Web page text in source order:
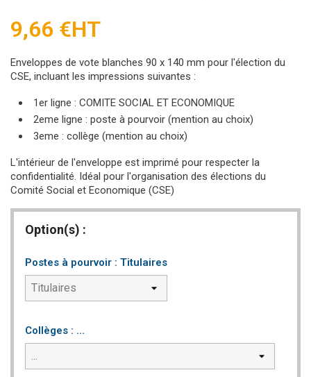
9,66 €HT
Enveloppes de vote blanches 90 x 140 mm pour l'élection du
CSE, incluant les impressions suivantes :
1er ligne : COMITE SOCIAL ET ECONOMIQUE
2eme ligne : poste à pourvoir (mention au choix)
3eme : collège (mention au choix)
L'intérieur de l'enveloppe est imprimé pour respecter la
confidentialité. Idéal pour l'organisation des élections du
Comité Social et Economique (CSE)
Option(s) :
Postes à pourvoir : Titulaires
Collèges : ...